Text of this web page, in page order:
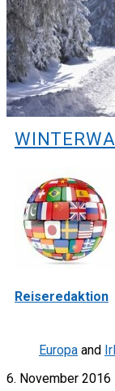
Reiseredaktion
Europa and
6. November 2016